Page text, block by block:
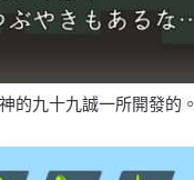
的九十九誠一所開發的。